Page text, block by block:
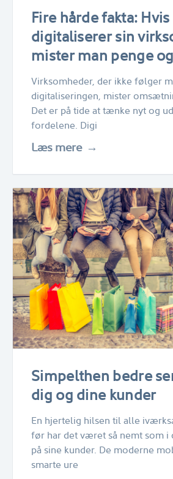
Fire hårde fakta:
digitaliserer sin
mister man penge
Virksomheder, der ikke følger
digitaliseringen, mister
Det er på tide at tænke nyt og
fordelene. Digi
Læs mere
Simpelthen bedre
dig og dine kunder
En hjertelig hilsen til alle
før har det været så nemt som
på sine kunder. De moderne
smarte ure